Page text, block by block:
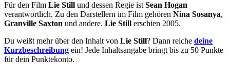
Für den Film Lie Still und dessen Regie ist Sean Hogan
verantwortlich. Zu den Darstellern im Film gehören Nina Sosanya,
Granville Saxton und andere. Lie Still erschien 2005.
Du weißt mehr über den Inhalt von Lie Still? Dann reiche deine
Kurzbeschreibung ein! Jede Inhaltsangabe bringt bis zu 50 Punkte
für dein Punktekonto.